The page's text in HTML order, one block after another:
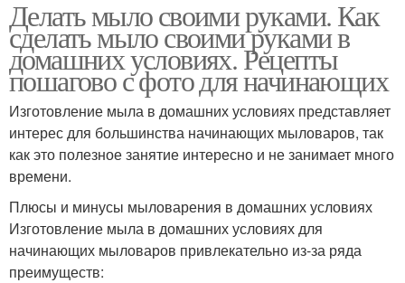
Делать мыло своими руками. Как
сделать мыло своими руками в
домашних условиях. Рецепты
пошагово с фото для начинающих
Изготовление мыла в домашних условиях представляет
интерес для большинства начинающих мыловаров, так
как это полезное занятие интересно и не занимает много
времени.
Плюсы и минусы мыловарения в домашних условиях
Изготовление мыла в домашних условиях для
начинающих мыловаров привлекательно из-за ряда
преимуществ: